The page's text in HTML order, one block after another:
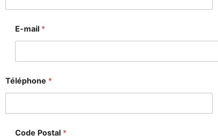
s
E-mail *
Téléphone *
Code Postal *